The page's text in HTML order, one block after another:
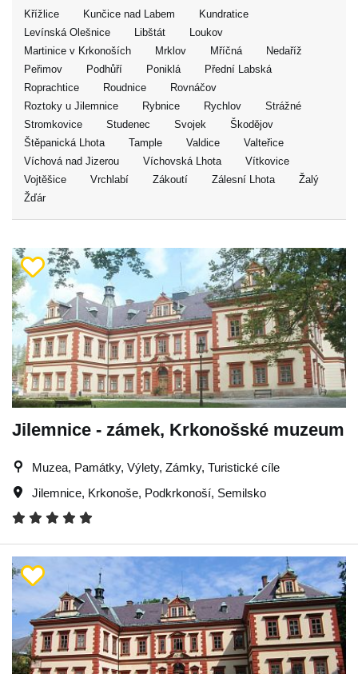
Křížlice
Kunčice nad Labem
Kundratice
Levínská Olešnice
Libštát
Loukov
Martinice v Krkonoších
Mrklov Mříčná
Nedaříž
Peřimov
Podhůří Poniklá
Přední Labská
Roprachtice
Roudnice
Rovnáčov
Roztoky u Jilemnice
Rybnice Rychlov
Strážné
Stromkovice
Studenec Svojek
Škodějov
Štěpanická Lhota
Tample Valdice
Valteřice
Víchová nad Jizerou
Víchovská Lhota
Vítkovice
Vojtěšice
Vrchlabí Zákoutí Zálesní Lhota
Žalý
Žďár
Jilemnice - zámek, Krkonošské muzeum
Muzea, Památky, Výlety, Zámky, Turistické cíle
Jilemnice, Krkonoše, Podkrkonoší, Semilsko